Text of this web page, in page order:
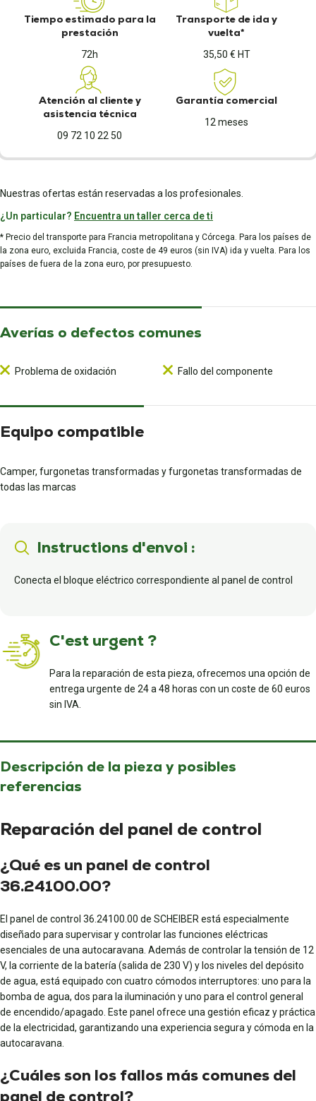
Tiempo estimado para la
prestación
72h
Transporte de ida y
vuelta*
35,50 € HT
Atención al cliente y
asistencia técnica
09 72 10 22 50
Garantía comercial
12 meses
Nuestras ofertas están reservadas a los profesionales.
¿Un particular? Encuentra un taller cerca de ti
* Precio del transporte para Francia metropolitana y Córcega. Para los países de
la zona euro, excluida Francia, coste de 49 euros (sin IVA) ida y vuelta. Para los
países de fuera de la zona euro, por presupuesto.
Averías o defectos comunes
Problema de oxidación Fallo del componente
Equipo compatible
Camper, furgonetas transformadas y furgonetas transformadas de
todas las marcas
Instructions d'envoi :
Conecta el bloque eléctrico correspondiente al panel de control
C'est urgent ?
Para la reparación de esta pieza, ofrecemos una opción de
entrega urgente de 24 a 48 horas con un coste de 60 euros
sin IVA.
Descripción de la pieza y posibles
referencias
Reparación del panel de control
¿Qué es un panel de control
36.24100.00?
El panel de control 36.24100.00 de SCHEIBER está especialmente
diseñado para supervisar y controlar las funciones eléctricas
esenciales de una autocaravana. Además de controlar la tensión de 12
V, la corriente de la batería (salida de 230 V) y los niveles del depósito
de agua, está equipado con cuatro cómodos interruptores: uno para la
bomba de agua, dos para la iluminación y uno para el control general
de encendido/apagado. Este panel ofrece una gestión eficaz y práctica
de la electricidad, garantizando una experiencia segura y cómoda en la
autocaravana.
¿Cuáles son los fallos más comunes del
panel de control?